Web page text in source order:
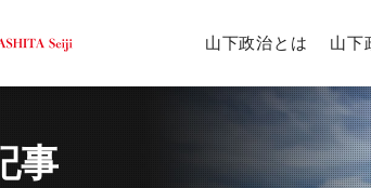
山下政治とは 山下
事